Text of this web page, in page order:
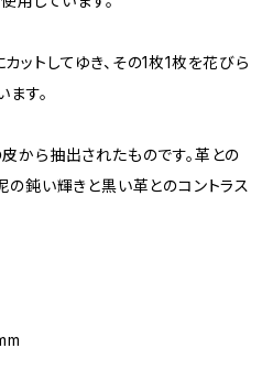
ットしてゆき、その1枚1枚を花びら
ます。
から抽出されたものです。革との
の鈍い輝きと黒い革とのコントラス